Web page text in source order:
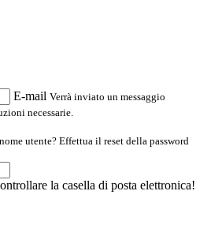
E-mail Verrà inviato un messaggio
necessarie.
utente? Effettua il reset della password
la casella di posta elettronica!